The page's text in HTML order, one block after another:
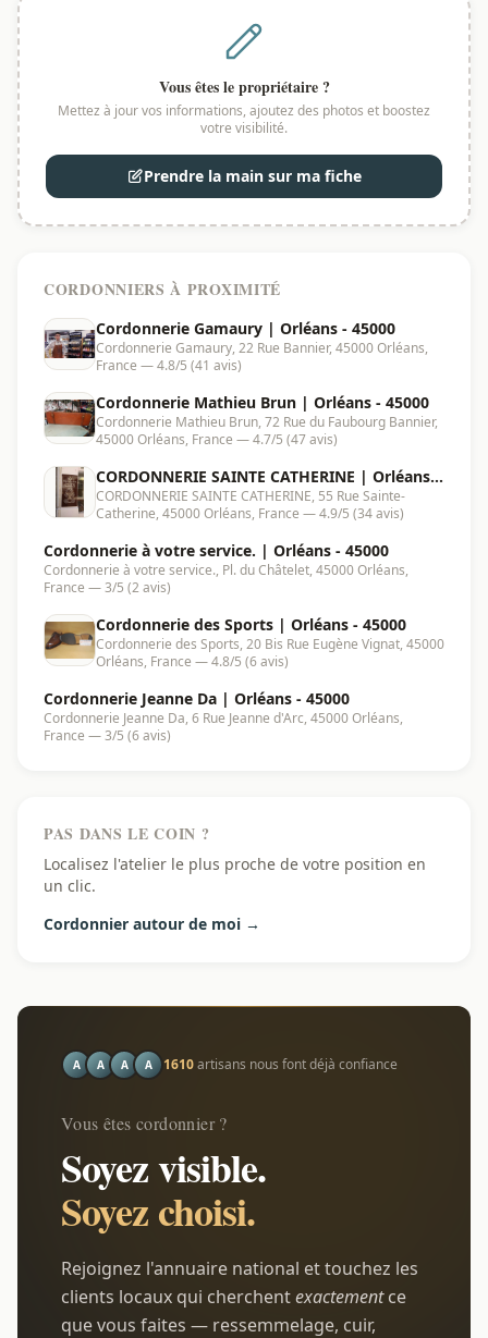
Vous êtes le propriétaire ?
Mettez à jour vos informations, ajoutez des photos et boostez
votre visibilité.
Prendre la main sur ma fiche
CORDONNIERS À PROXIMITÉ
Cordonnerie Gamaury | Orléans - 45000
Cordonnerie Gamaury, 22 Rue Bannier, 45000 Orléans,
France — 4.8/5 (41 avis)
Cordonnerie Mathieu Brun | Orléans - 45000
Cordonnerie Mathieu Brun, 72 Rue du Faubourg Bannier,
45000 Orléans, France — 4.7/5 (47 avis)
CORDONNERIE SAINTE CATHERINE | Orléans -
45000
CORDONNERIE SAINTE CATHERINE, 55 Rue Sainte-
Catherine, 45000 Orléans, France — 4.9/5 (34 avis)
Cordonnerie à votre service. | Orléans - 45000
Cordonnerie à votre service., Pl. du Châtelet, 45000 Orléans,
France — 3/5 (2 avis)
Cordonnerie des Sports | Orléans - 45000
Cordonnerie des Sports, 20 Bis Rue Eugène Vignat, 45000
Orléans, France — 4.8/5 (6 avis)
Cordonnerie Jeanne Da | Orléans - 45000
Cordonnerie Jeanne Da, 6 Rue Jeanne d'Arc, 45000 Orléans,
France — 3/5 (6 avis)
PAS DANS LE COIN ?
Localisez l'atelier le plus proche de votre position en
un clic.
Cordonnier autour de moi →
A A A A 1610artisans nous font déjà confiance
Vous êtes cordonnier ?
Soyez visible.
Soyez choisi.
Rejoignez l'annuaire national et touchez les
clients locaux qui cherchentexactementce
que vous faites — ressemmelage, cuir,